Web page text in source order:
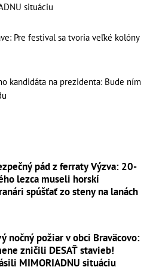
situáciu
Pre festival sa tvoria veľké kolóny
kandidáta na prezidenta: Bude ním
pád z ferraty Výzva: 20-
lezca museli horskí
spúšťať zo steny na lanách
nočný požiar v obci Braväcovo:
zničili DESAŤ stavieb!
MIMORIADNU situáciu